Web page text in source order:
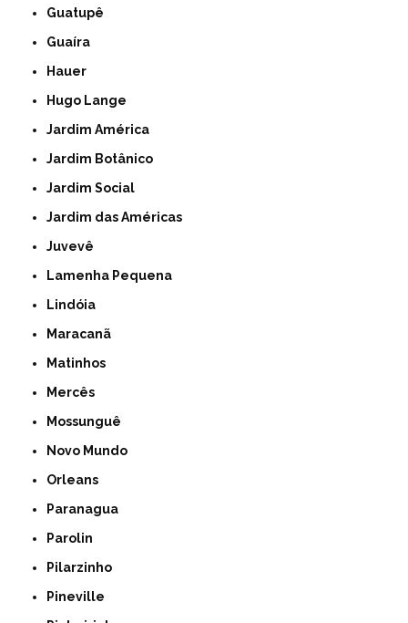
Guatupê
Guaíra
Hauer
Hugo Lange
Jardim América
Jardim Botânico
Jardim Social
Jardim das Américas
Juvevê
Lamenha Pequena
Lindóia
Maracanã
Matinhos
Mercês
Mossunguê
Novo Mundo
Orleans
Paranagua
Parolin
Pilarzinho
Pineville